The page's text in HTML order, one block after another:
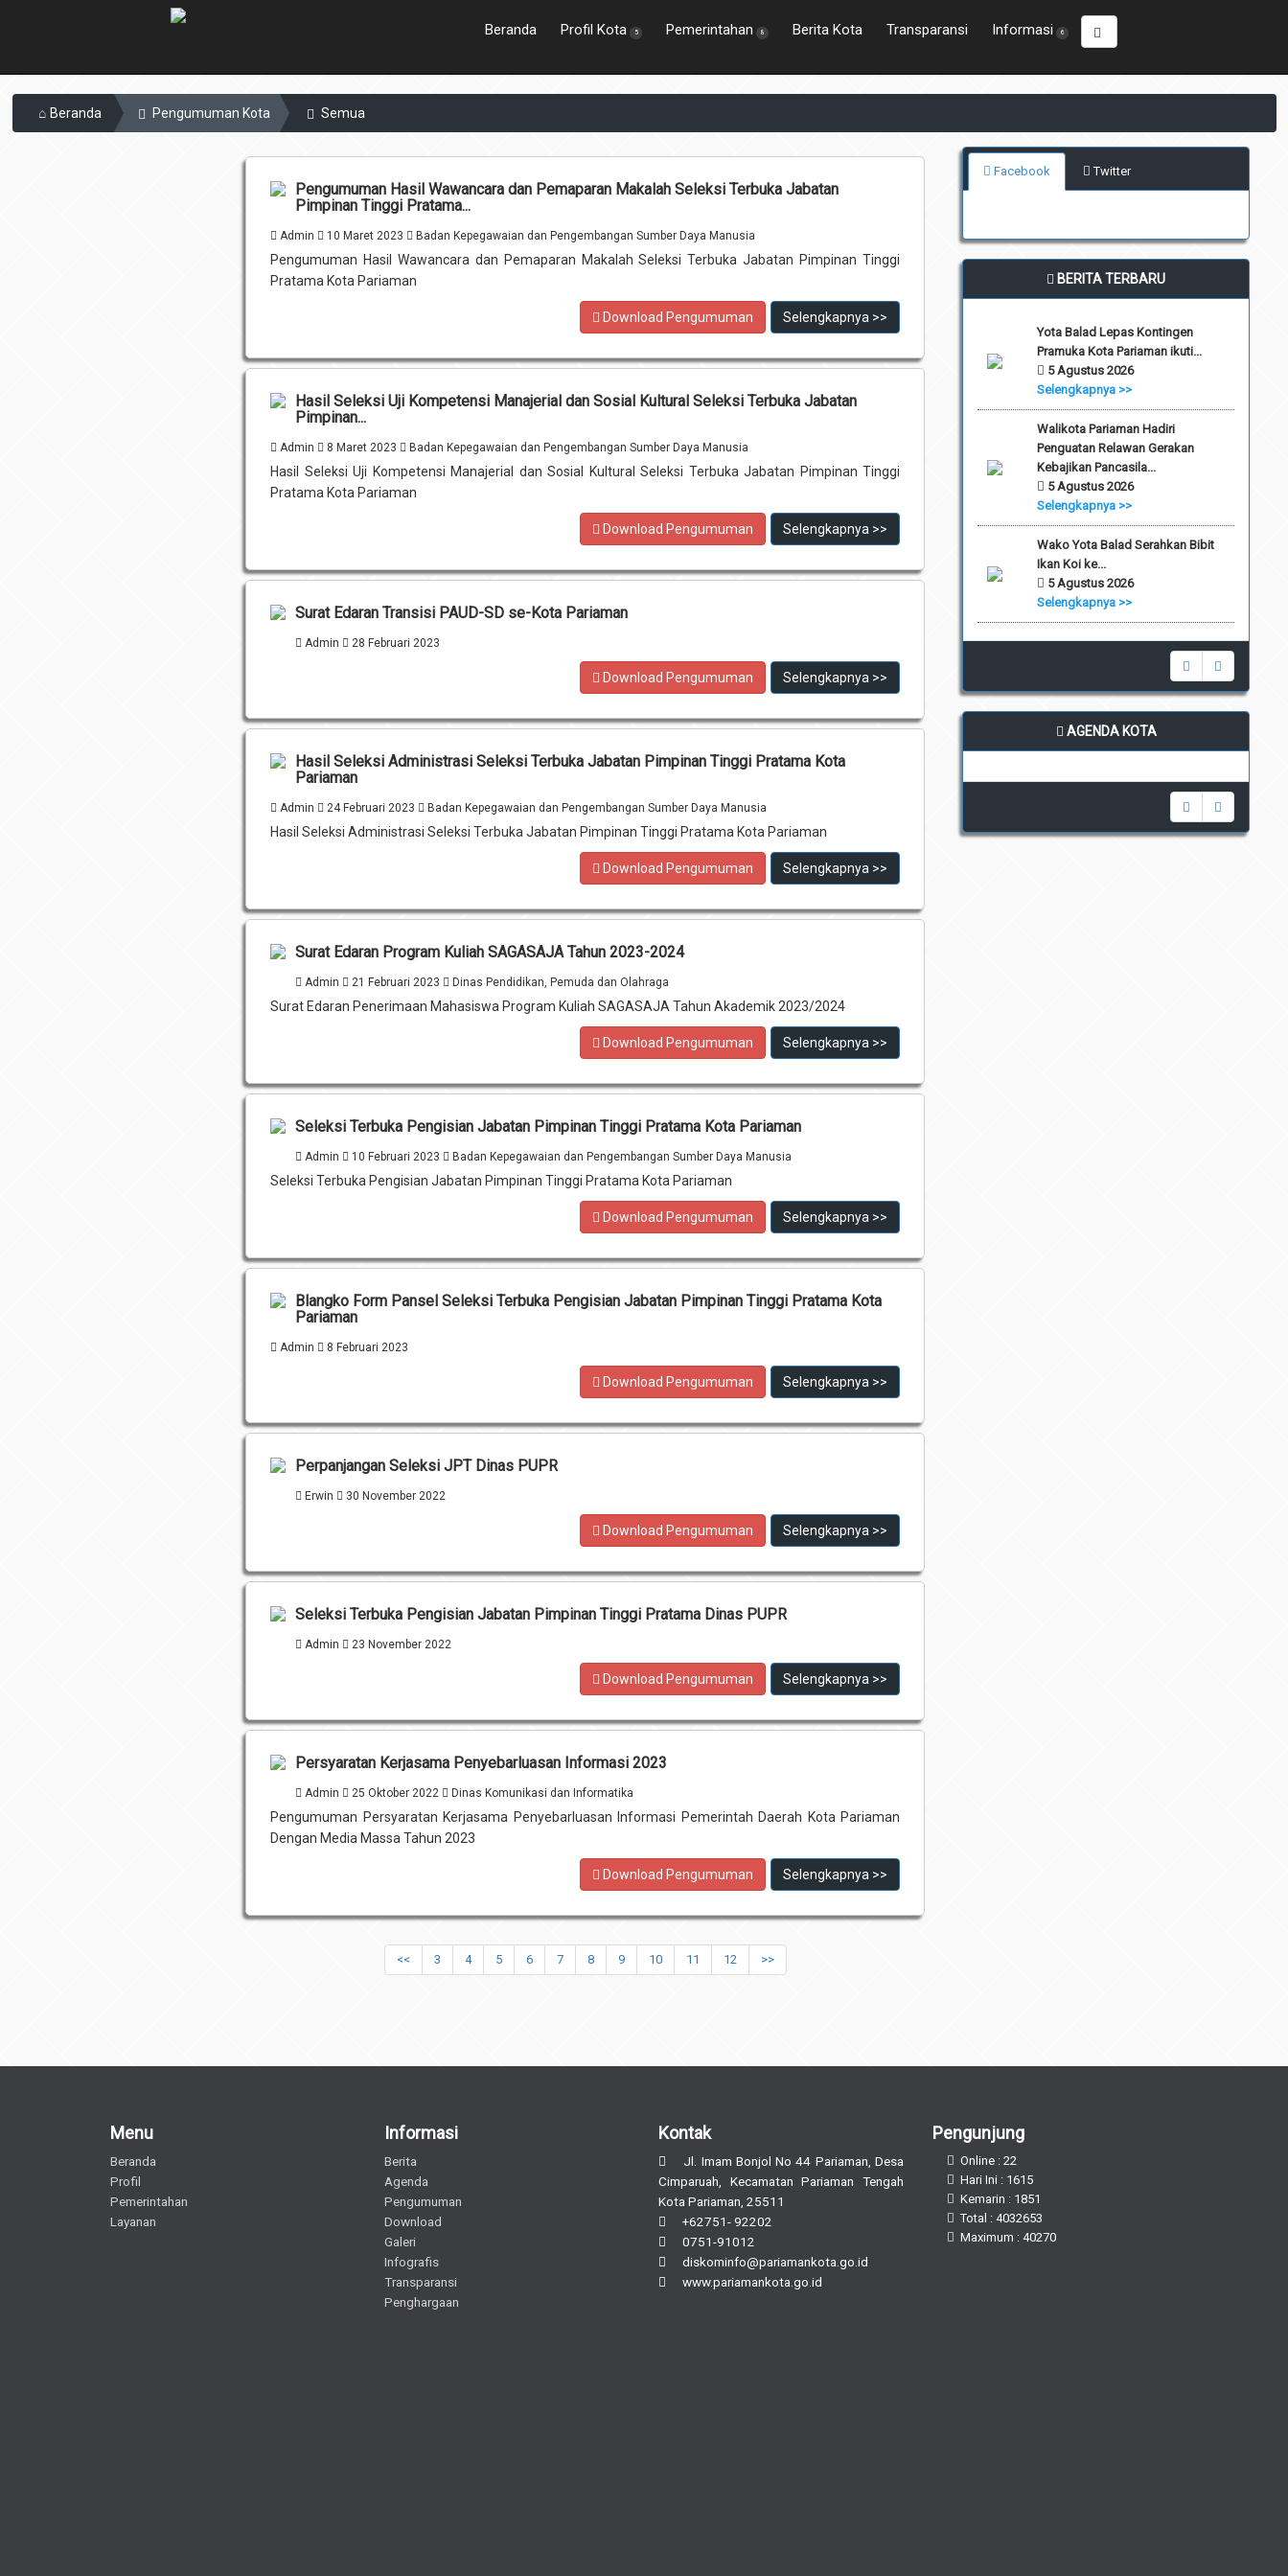
Beranda Profil Kota 5 Pemerintahan 8 Berita Kota Transparansi Informasi 6
Beranda Pengumuman Kota Semua
Pengumuman Hasil Wawancara dan Pemaparan Makalah Seleksi Terbuka Jabatan
Pimpinan Tinggi Pratama...
Admin 10 Maret 2023 Badan Kepegawaian dan Pengembangan Sumber Daya Manusia
Pengumuman Hasil Wawancara dan Pemaparan Makalah Seleksi Terbuka Jabatan Pimpinan Tinggi
Pratama Kota Pariaman
Selengkapnya >>
Download Pengumuman
Hasil Seleksi Uji Kompetensi Manajerial dan Sosial Kultural Seleksi Terbuka Jabatan
Pimpinan...
Admin 8 Maret 2023 Badan Kepegawaian dan Pengembangan Sumber Daya Manusia
Hasil Seleksi Uji Kompetensi Manajerial dan Sosial Kultural Seleksi Terbuka Jabatan Pimpinan Tinggi
Pratama Kota Pariaman
Selengkapnya >>
Download Pengumuman
Surat Edaran Transisi PAUD-SD se-Kota Pariaman
Admin 28 Februari 2023
Selengkapnya >>
Download Pengumuman
Hasil Seleksi Administrasi Seleksi Terbuka Jabatan Pimpinan Tinggi Pratama Kota
Pariaman
Admin 24 Februari 2023 Badan Kepegawaian dan Pengembangan Sumber Daya Manusia
Hasil Seleksi Administrasi Seleksi Terbuka Jabatan Pimpinan Tinggi Pratama Kota Pariaman
Selengkapnya >>
Download Pengumuman
Surat Edaran Program Kuliah SAGASAJA Tahun 2023-2024
Admin 21 Februari 2023 Dinas Pendidikan, Pemuda dan Olahraga
Surat Edaran Penerimaan Mahasiswa Program Kuliah SAGASAJA Tahun Akademik 2023/2024
Selengkapnya >>
Download Pengumuman
Seleksi Terbuka Pengisian Jabatan Pimpinan Tinggi Pratama Kota Pariaman
Admin 10 Februari 2023 Badan Kepegawaian dan Pengembangan Sumber Daya Manusia
Seleksi Terbuka Pengisian Jabatan Pimpinan Tinggi Pratama Kota Pariaman
Selengkapnya >>
Download Pengumuman
Blangko Form Pansel Seleksi Terbuka Pengisian Jabatan Pimpinan Tinggi Pratama Kota
Pariaman
Admin 8 Februari 2023
Selengkapnya >>
Download Pengumuman
Perpanjangan Seleksi JPT Dinas PUPR
Erwin 30 November 2022
Selengkapnya >>
Download Pengumuman
Seleksi Terbuka Pengisian Jabatan Pimpinan Tinggi Pratama Dinas PUPR
Admin 23 November 2022
Selengkapnya >>
Download Pengumuman
Persyaratan Kerjasama Penyebarluasan Informasi 2023
Admin 25 Oktober 2022 Dinas Komunikasi dan Informatika
Pengumuman Persyaratan Kerjasama Penyebarluasan Informasi Pemerintah Daerah Kota Pariaman
Dengan Media Massa Tahun 2023
Selengkapnya >>
Download Pengumuman
<< 3 4 5 6 7 8 9 10 11 12 >>
Facebook Twitter
BERITA TERBARU
Yota Balad Lepas Kontingen
Pramuka Kota Pariaman ikuti...
5 Agustus 2026
Selengkapnya >>
Walikota Pariaman Hadiri
Penguatan Relawan Gerakan
Kebajikan Pancasila...
5 Agustus 2026
Selengkapnya >>
Wako Yota Balad Serahkan Bibit
Ikan Koi ke...
5 Agustus 2026
Selengkapnya >>
AGENDA KOTA
Menu
Beranda
Profil
Pemerintahan
Layanan
Informasi
Berita
Agenda
Pengumuman
Download
Galeri
Infografis
Transparansi
Penghargaan
Kontak
Jl. Imam Bonjol No 44 Pariaman, Desa
Cimparuah, Kecamatan Pariaman Tengah
Kota Pariaman, 25511
+62751- 92202
0751-91012
diskominfo@pariamankota.go.id
www.pariamankota.go.id
Pengunjung
Online : 22
Hari Ini : 1615
Kemarin : 1851
Total : 4032653
Maximum : 40270